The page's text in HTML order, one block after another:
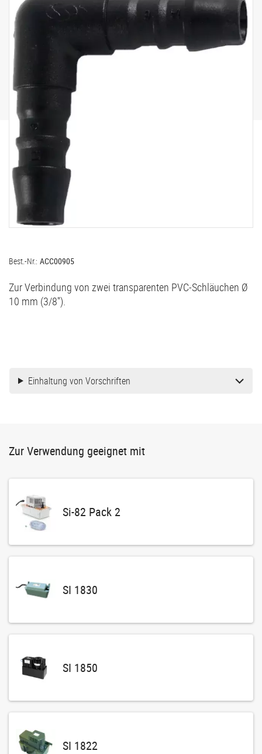
Best.-Nr.: ACC00905
Zur Verbindung von zwei transparenten PVC-Schläuchen Ø
10 mm (3/8'').
Einhaltung von Vorschriften
Zur Verwendung geeignet mit
Si-82 Pack 2
SI 1830
SI 1850
SI 1822